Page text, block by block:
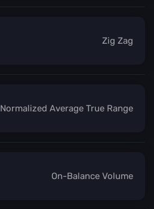
Zig Zag
Normalized Average True Range
On-Balance Volume